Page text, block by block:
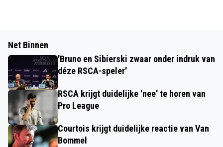
Net Binnen
'Bruno en Sibierski zwaar onder indruk van
déze RSCA-speler'
RSCA krijgt duidelijke 'nee' te horen van
Pro League
Courtois krijgt duidelijke reactie van Van
Bommel